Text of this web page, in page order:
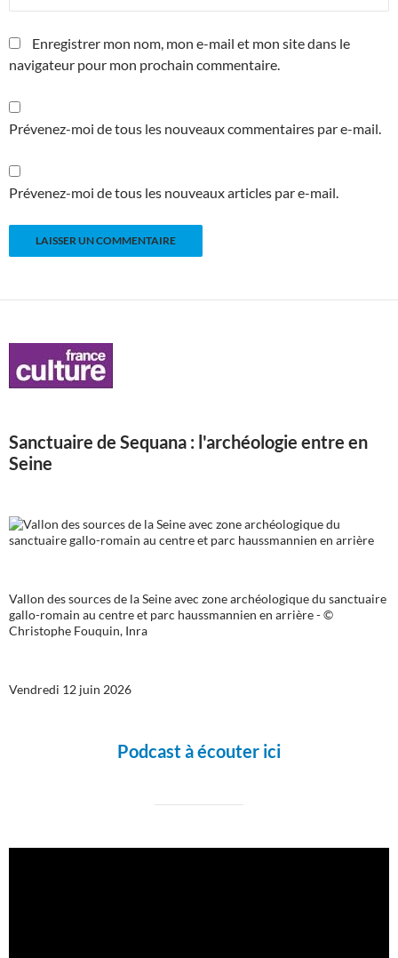
Enregistrer mon nom, mon e-mail et mon site dans le
navigateur pour mon prochain commentaire.
Prévenez-moi de tous les nouveaux commentaires par e-mail.
Prévenez-moi de tous les nouveaux articles par e-mail.
Sanctuaire de Sequana : l'archéologie entre en
Seine
Vallon des sources de la Seine avec zone archéologique du sanctuaire
gallo-romain au centre et parc haussmannien en arrière - ©
Christophe Fouquin, Inra
Vendredi 12 juin 2026
Podcast à écouter ici